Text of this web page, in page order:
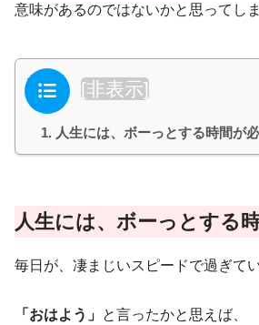
意味があるのではないかと思ってしま
目次 [非表示]
人生には、ボーっとする時間が必
人生には、ボーっとする
毎日が、凄まじいスピードで過ぎてい
「おはよう」 と言ったかと思えば、